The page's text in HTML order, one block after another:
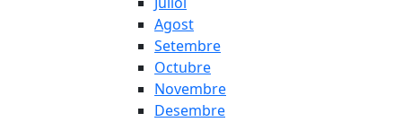
Agost
Setembre
Octubre
Novembre
Desembre